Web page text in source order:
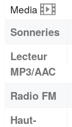
Media
Sonneries
Lecteur
MP3/AAC
Radio FM
Haut-